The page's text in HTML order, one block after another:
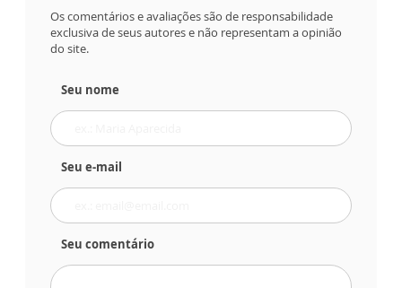
Os comentários e avaliações são de responsabilidade
exclusiva de seus autores e não representam a opinião
do site.
Seu nome
Seu e-mail
Seu comentário